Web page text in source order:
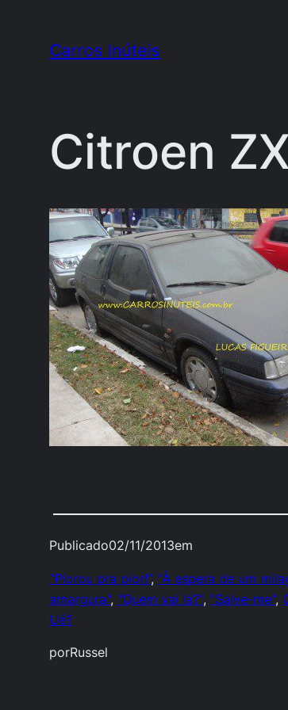
Carros Inúteis
Citroen
Publicado02/11/2013em
“Piorou pra pior!”, "À espera de um
amargura", "Quem vai lá?", "Salve-me",
Ué?
porRussel